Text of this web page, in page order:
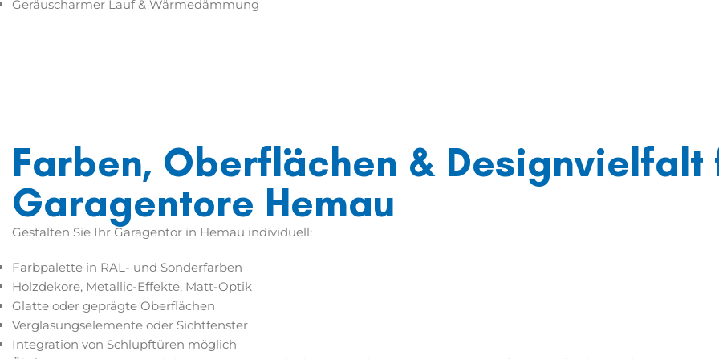
Geräuscharmer Lauf & Wärmedämmung
Farben, Oberflächen & Designvielfalt
Garagentore Hemau
Gestalten Sie Ihr Garagentor in Hemau individuell:
Farbpalette in RAL- und Sonderfarben
Holzdekore, Metallic-Effekte, Matt-Optik
Glatte oder geprägte Oberflächen
Verglasungselemente oder Sichtfenster
Integration von Schlupftüren möglich